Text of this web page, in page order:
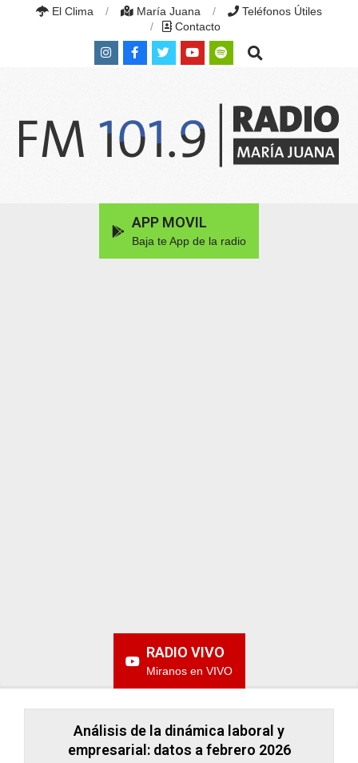
El Clima María Juana
Teléfonos Útiles
Contacto
Search
APP MOVIL
Baja te App de la radio
RADIO VIVO
Miranos en VIVO
Análisis de la dinámica laboral y
empresarial: datos a febrero 2026